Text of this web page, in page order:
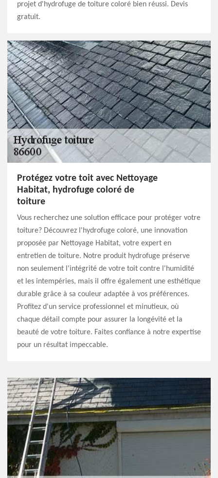
projet d'hydrofuge de toiture coloré bien réussi. Devis
gratuit.
Protégez votre toit avec Nettoyage
Habitat, hydrofuge coloré de
toiture
Vous recherchez une solution efficace pour protéger votre
toiture? Découvrez l'hydrofuge coloré, une innovation
proposée par Nettoyage Habitat, votre expert en
entretien de toiture. Notre produit hydrofuge préserve
non seulement l'intégrité de votre toit contre l'humidité
et les intempéries, mais il offre également une esthétique
durable grâce à sa couleur adaptée à vos préférences.
Profitez d'un service professionnel et minutieux, où
chaque détail compte pour assurer la longévité et la
beauté de votre toiture. Faites confiance à notre expertise
pour un résultat impeccable.